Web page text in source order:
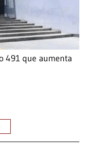
491 que aumenta